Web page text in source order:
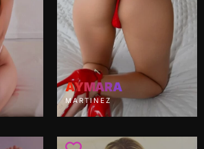
AYMARA
MARTINEZ